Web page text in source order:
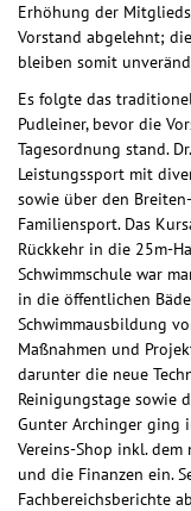
Erhöhung der
Vorstand abgelehnt;
bleiben somit
Es folgte das
Pudleiner, bevor die
Tagesordnung stand.
Leistungssport mit
sowie über den
Familiensport. Das
Rückkehr in die 25m-
Schwimmschule war
in die öffentlichen
Schwimmausbildung
Maßnahmen und
darunter die neue
Reinigungstage sowie
Gunter Archinger ging
Vereins-Shop inkl.
und die Finanzen ein.
Fachbereichsberichte